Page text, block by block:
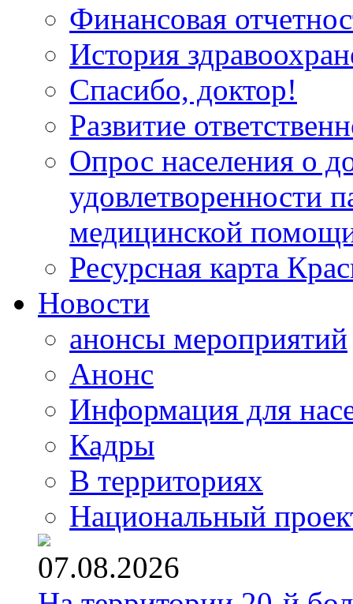
Финансовая
История
Спасибо, доктор!
Развитие
Опрос населения о
удовлетворенности
медицинской
Ресурсная карта
Новости
анонсы мероприятий
Анонс
Информация для
Кадры
В территориях
Национальный
07.08.2026